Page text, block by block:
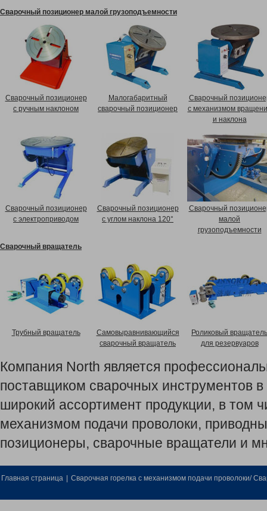
Сварочный позиционер малой грузоподъемности
Сварочный позиционер
с ручным наклоном
Малогабаритный
сварочный позиционер
Сварочный
с механизмом
и наклона
Сварочный позиционер
с электроприводом
Сварочный позиционер
с углом наклона 120°
Сварочный
малой
грузоподъемности
Сварочный вращатель
Трубный вращатель
Самовыравнивающийся
сварочный вращатель
Роликовый вращатель
для резервуаров
Компания North является
поставщиком сварочных инструментов
широкий ассортимент продукции, в том
механизмом подачи проволоки,
позиционеры, сварочные вращатели и
Главная страница Сварочная горелка с механизмом подачи проволоки/